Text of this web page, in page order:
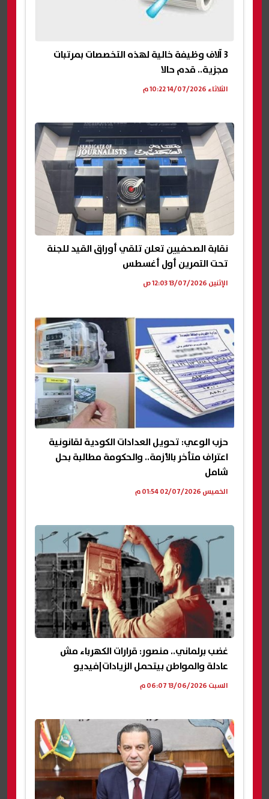
3 آلاف وظيفة خالية لهذه التخصصات بمرتبات
مجزية.. قدم حالا
الثلاثاء 14/07/2026 10:22 م
نقابة الصحفيين تعلن تلقي أوراق القيد للجنة
تحت التمرين أول أغسطس
الإثنين 13/07/2026 12:03 ص
حزب الوعي: تحويل العدادات الكودية لقانونية
اعتراف متأخر بالأزمة.. والحكومة مطالبة بحل
شامل
الخميس 02/07/2026 01:54 م
غضب برلماني.. منصور: قرارات الكهرباء مش
عادلة والمواطن بيتحمل الزيادات|فيديو
السبت 13/06/2026 06:07 م